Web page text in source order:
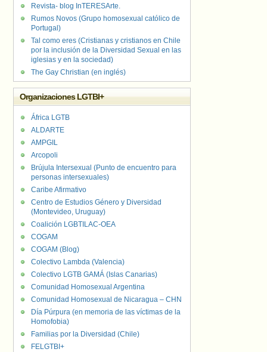
Revista- blog InTERESArte.
Rumos Novos (Grupo homosexual católico de
Portugal)
Tal como eres (Cristianas y cristianos en Chile
por la inclusión de la Diversidad Sexual en las
iglesias y en la sociedad)
The Gay Christian (en inglés)
Organizaciones LGTBI+
África LGTB
ALDARTE
AMPGIL
Arcopoli
Brújula Intersexual (Punto de encuentro para
personas intersexuales)
Caribe Afirmativo
Centro de Estudios Género y Diversidad
(Montevideo, Uruguay)
Coalición LGBTILAC-OEA
COGAM
COGAM (Blog)
Colectivo Lambda (Valencia)
Colectivo LGTB GAMÁ (Islas Canarias)
Comunidad Homosexual Argentina
Comunidad Homosexual de Nicaragua – CHN
Día Púrpura (en memoria de las víctimas de la
Homofobia)
Familias por la Diversidad (Chile)
FELGTBI+